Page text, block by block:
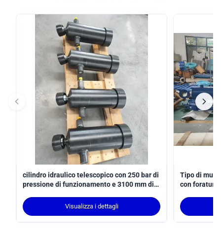
cilindro idraulico telescopico con 250 bar di
pressione di funzionamento e 3100 mm di
conforme alla norma ISO 6022
Visualizza i dettagli
Tipo di
con foratura